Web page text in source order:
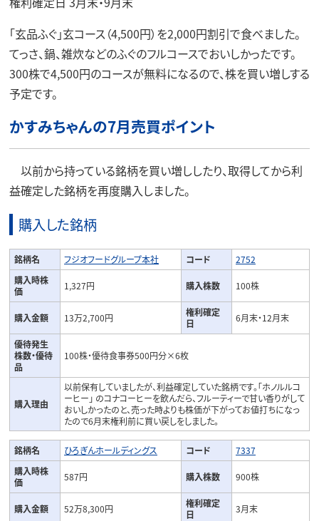
「玄品ふぐ」玄コース（4,500円）を2,000円割引で食べました。
てっさ、鍋、雑炊などのふぐのフルコースでおいしかったです。
300株で4,500円のコースが無料になるので、株を買い増しする
予定です。
かすみちゃんの7月売買ポイント
以前から持っている銘柄を買い増ししたり、取得してから利
益確定した銘柄を再度購入しました。
購入した銘柄
銘柄名 フジオフードグループ本社 コード
2752
購入時株
価
1,327円 購入株数 100株
購入金額 13万2,700円
権利確定
日
6月末・12月末
優待発生
株数・優待
品
100株・優待食事券500円分×6枚
購入理由
以前保有していましたが、利益確定していた銘柄です。「ホノルルコ
ーヒー」 のコナコーヒーを飲んだら、フルーティーで甘い香りがして
おいしかったのと、売った時よりも株価が下がってお値打ちになっ
たので6月末権利前に買い戻しをしました。
銘柄名 ひろぎんホールディングス コード
7337
購入時株
価
587円 購入株数 900株
購入金額 52万8,300円
権利確定
日
3月末